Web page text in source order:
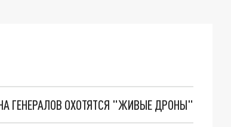
ГЕНЕРАЛОВ ОХОТЯТСЯ "ЖИВЫЕ ДРОНЫ"